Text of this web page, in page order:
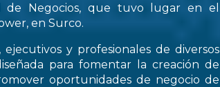
de Negocios, que tuvo lugar en el
en Surco.
y profesionales de diversos
para fomentar la creación de
oportunidades de negocio de